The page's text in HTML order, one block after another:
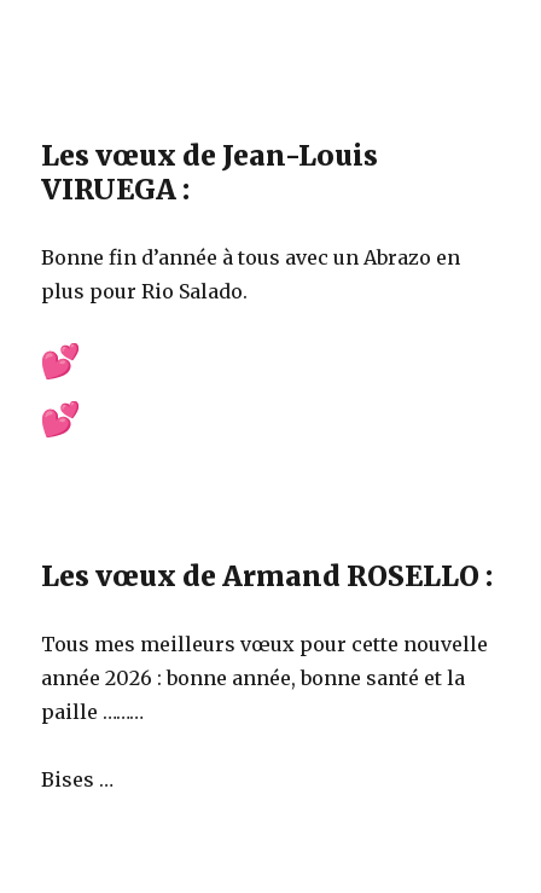
Les vœux de Jean-Louis
VIRUEGA :
Bonne fin d’année à tous avec un Abrazo en
plus pour Rio Salado.
Les vœux de Armand ROSELLO :
Tous mes meilleurs vœux pour cette nouvelle
année 2026 : bonne année, bonne santé et la
paille ………
Bises …